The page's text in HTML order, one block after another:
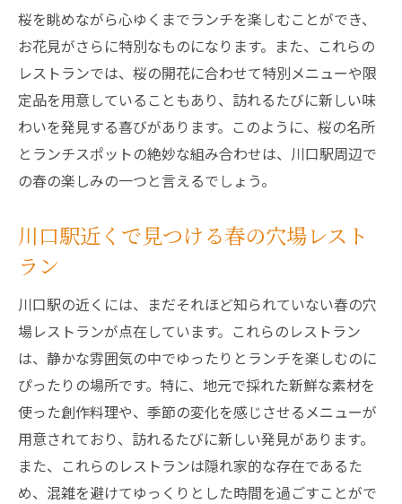
ー紹介
春を彩る特製お弁当でお花見を満喫
川口駅の公園で楽しむピクニックランチ
おしゃれカフェで味わう季節限定メニュー
桜の香り漂う野外ランチの楽しみ方
テイクアウトで楽しむ川口駅の人気ランチ
友人や家族とシェアする川口駅のランチ
川口駅近辺の隠れ家ランチスポットで春の味覚
を堪能
静かな環境で楽しむランチと桜の調和
少人数での楽しいランチスポットを探す
プライベート感たっぷりの春ランチ
予約必須の人気隠れ家ランチ店紹介
川口駅の歴史を感じる隠れ家カフェ
お花見とランチを同時に楽しむ川口駅エリアの
魅力
桜を眺めながら心ゆくまでランチを楽しむことができ、
お花見がさらに特別なものになります。また、これらの
レストランでは、桜の開花に合わせて特別メニューや限
定品を用意していることもあり、訪れるたびに新しい味
わいを発見する喜びがあります。このように、桜の名所
とランチスポットの絶妙な組み合わせは、川口駅周辺で
の春の楽しみの一つと言えるでしょう。
川口駅近くで見つける春の穴場レスト
ラン
川口駅の近くには、まだそれほど知られていない春の穴
場レストランが点在しています。これらのレストラン
は、静かな雰囲気の中でゆったりとランチを楽しむのに
ぴったりの場所です。特に、地元で採れた新鮮な素材を
使った創作料理や、季節の変化を感じさせるメニューが
用意されており、訪れるたびに新しい発見があります。
また、これらのレストランは隠れ家的な存在であるた
め、混雑を避けてゆっくりとした時間を過ごすことがで